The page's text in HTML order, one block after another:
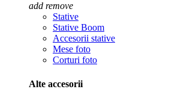
add remove
Stative
Stative Boom
Accesorii stative
Mese foto
Corturi foto
Alte accesorii